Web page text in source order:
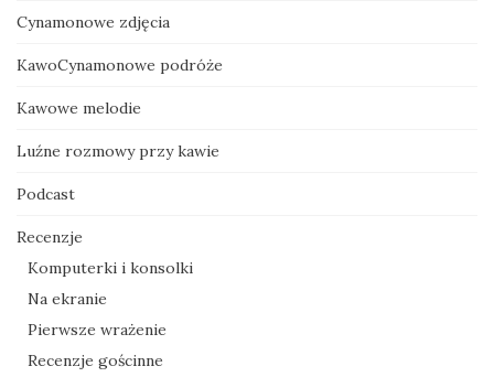
Cynamonowe zdjęcia
KawoCynamonowe podróże
Kawowe melodie
Luźne rozmowy przy kawie
Podcast
Recenzje
Komputerki i konsolki
Na ekranie
Pierwsze wrażenie
Recenzje gościnne